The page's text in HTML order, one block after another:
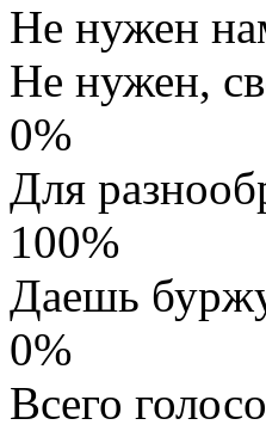
Не нужен
Не нужен,
0%
Для
100%
Даешь
0%
Всего